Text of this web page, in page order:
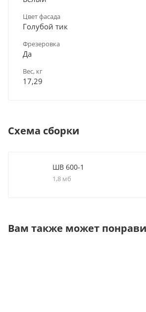
Цвет фасада
Голубой тик
Фрезеровка
Да
Вес, кг
17,29
Схема сборки
ШВ 600-1
1,8 мб
Вам также может